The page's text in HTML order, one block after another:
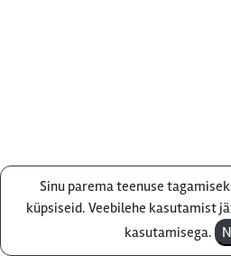
Küsi pakkumist
Sinu parema teenuse
küpsiseid. Veebilehe kasutamist
kasutamisega.